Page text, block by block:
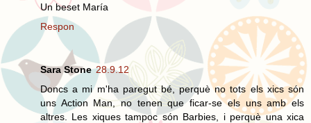
Un beset María
Respon
Sara Stone 28.9.12
Doncs a mi m'ha paregut bé, perquè no tots els xics són
uns Action Man, no tenen que ficar-se els uns amb els
altres. Les xiques tampoc són Barbies, i perquè una xica